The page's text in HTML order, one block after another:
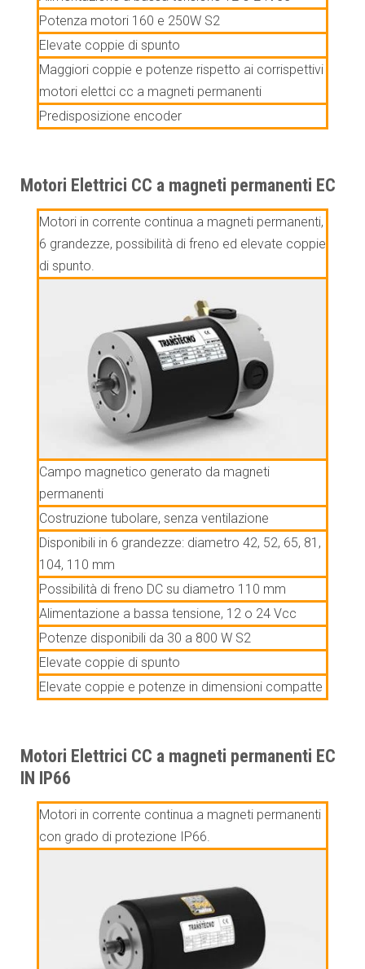
Potenza motori 160 e 250W S2
Elevate coppie di spunto
Maggiori coppie e potenze rispetto ai corrispettivi
motori elettci cc a magneti permanenti
Predisposizione encoder
Motori Elettrici CC a magneti permanenti EC
Motori in corrente continua a magneti permanenti,
6 grandezze, possibilità di freno ed elevate coppie
di spunto.
Campo magnetico generato da magneti
permanenti
Costruzione tubolare, senza ventilazione
Disponibili in 6 grandezze: diametro 42, 52, 65, 81,
104, 110 mm
Possibilità di freno DC su diametro 110 mm
Alimentazione a bassa tensione, 12 o 24 Vcc
Potenze disponibili da 30 a 800 W S2
Elevate coppie di spunto
Elevate coppie e potenze in dimensioni compatte
Motori Elettrici CC a magneti permanenti EC
IN IP66
Motori in corrente continua a magneti permanenti
con grado di protezione IP66.